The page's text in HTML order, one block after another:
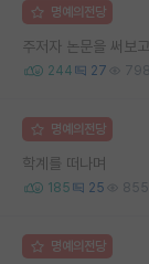
명예의전당
주저자 논문을 써보
244 27
명예의전당
학계를 떠나며
185 25
명예의전당